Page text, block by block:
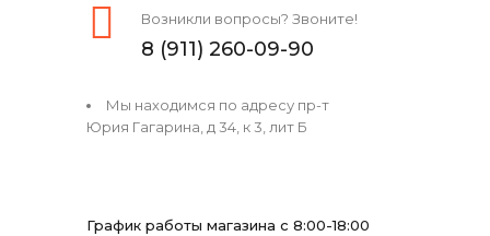
Возникли вопросы? Звоните!
8 (911) 260-09-90
Мы находимся по адресу пр-т
Юрия Гагарина, д 34, к 3, лит Б
График работы магазина с 8:00-18:00